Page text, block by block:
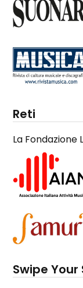
Reti
La
Swipe Your